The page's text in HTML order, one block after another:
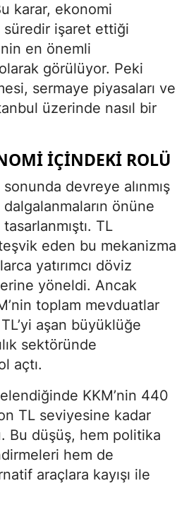
karar, ekonomi
işaret ettiği
en önemli
görülüyor. Peki
sermaye piyasaları ve
üzerinde nasıl bir
İÇINDEKI ROLÜ
sonunda devreye alınmış
önüne
TL
eden bu mekanizma
yatırımcı döviz
yöneldi. Ancak
toplam mevduatlar
aşan büyüklüğe
sektöründe
açtı.
KKM’nin 440
TL seviyesine kadar
Bu düşüş, hem politika
hem de
araçlara kayışı ile